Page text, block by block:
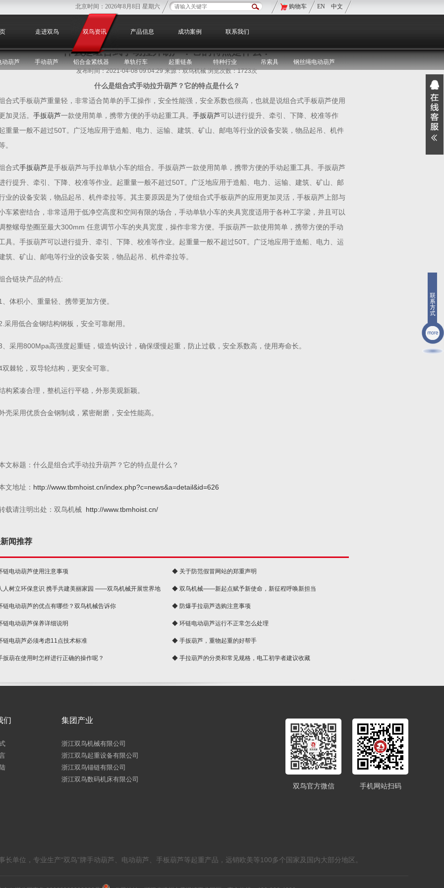
北京时间： 2026年8月8日 星期六 购物车 EN 中文
走进双鸟 双鸟资讯 产品信息 成功案例 联系我们
动葫芦 手动葫芦 铝合金紧线器 单轨行车 起重链条 特种行业 吊索具 钢丝绳电动葫芦
您现在的位置：双鸟首页>双鸟资讯>媒体聚焦
什么是组合式手动拉升葫芦？它的特点是什么？
发布时间：2021-04-08 09:04:29 来源：双鸟机械 浏览次数：1723次
什么是组合式手动拉升葫芦？它的特点是什么？
合式手板葫芦重量轻，非常适合简单的手工操作，安全性能强，安全系数也很高，也就是说组合式手板葫芦使用
加灵活。 手扳葫芦一款使用简单，携带方便的手动起重工具。 手扳葫芦可以进行提升、牵引、下降、校准等作
重量一般不超过50T。广泛地应用于造船、电力、运输、建筑、矿山、邮电等行业的设备安装，物品起吊、机件
。
合式手扳葫芦是手板葫芦与手拉单轨小车的组合。手扳葫芦一款使用简单，携带方便的手动起重工具。手扳葫芦
行提升、牵引、下降、校准等作业。起重量一般不超过50T。广泛地应用于造船、电力、运输、建筑、矿山、邮
业的设备安装，物品起吊、机件牵拉等。其主要原因是为了使组合式手板葫芦的应用更加灵活，手板葫芦上部与
车紧密结合，非常适用于低净空高度和空间有限的场合，手动单轨小车的夹具宽度适用于各种工字梁，并且可以
整螺母垫圈至最大300mm 任意调节小车的夹具宽度，操作非常方便。手扳葫芦一款使用简单，携带方便的手动
具。手扳葫芦可以进行提升、牵引、下降、校准等作业。起重量一般不超过50T。广泛地应用于造船、电力、运
筑、矿山、邮电等行业的设备安装，物品起吊、机件牵拉等。
合链块产品的特点:
、体积小、重量轻、携带更加方便。
采用低合金钢结构钢板，安全可靠耐用。
、采用800Mpa高强度起重链，锻造钩设计，确保缓慢起重，防止过载，安全系数高，使用寿命长。
双棘轮，双导轮结构，更安全可靠。
构紧凑合理，整机运行平稳，外形美观新颖。
壳采用优质合金钢制成，紧密耐磨，安全性能高。
文标题：什么是组合式手动拉升葫芦？它的特点是什么？
文地址： http://www.tbmhoist.cn/index.php?c=news&a=detail&id=626
载请注明出处：双鸟机械 http://www.tbmhoist.cn/
闻推荐
电动葫芦使用注意事项 ◆ 关于防范假冒网站的郑重声明
树立环保意识 携手共建美丽家园 ——双鸟机械开展世界地 ◆ 双鸟机械——新起点赋予新使命，新征程呼唤新担当
电动葫芦的优点有哪些？双鸟机械告诉你 ◆ 防爆手拉葫芦选购注意事项
电动葫芦保养详细说明 ◆ 环链电动葫芦运行不正常怎么处理
电葫芦必须考虑11点技术标准 ◆ 手扳葫芦，重物起重的好帮手
葫在使用时怎样进行正确的操作呢？ ◆ 手拉葫芦的分类和常见规格，电工初学者建议收藏
们 集团产业
浙江双鸟机械有限公司
浙江双鸟起重设备有限公司
浙江双鸟锚链有限公司
浙江双鸟数码机床有限公司
手机网站扫码
双鸟官方微信
单位，专业生产“双鸟”牌手动葫芦、电动葫芦、手板葫芦等起重产品，远销欧美等100多个国家及国内大部分地区。